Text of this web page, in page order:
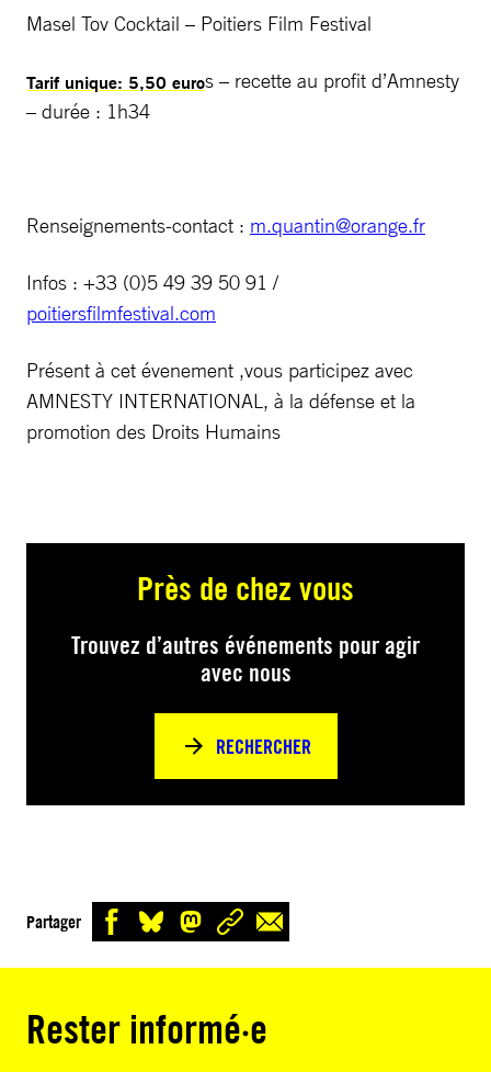
Masel Tov Cocktail – Poitiers Film Festival
Tarif unique: 5,50 euros – recette au profit d’Amnesty
– durée : 1h34
Renseignements-contact : m.quantin@orange.fr
Infos : +33 (0)5 49 39 50 91 /
poitiersfilmfestival.com
Présent à cet évenement ,vous participez avec
AMNESTY INTERNATIONAL, à la défense et la
promotion des Droits Humains
Près de chez vous
Trouvez d’autres événements pour agir
avec nous
RECHERCHER
Partager
Rester informé·e